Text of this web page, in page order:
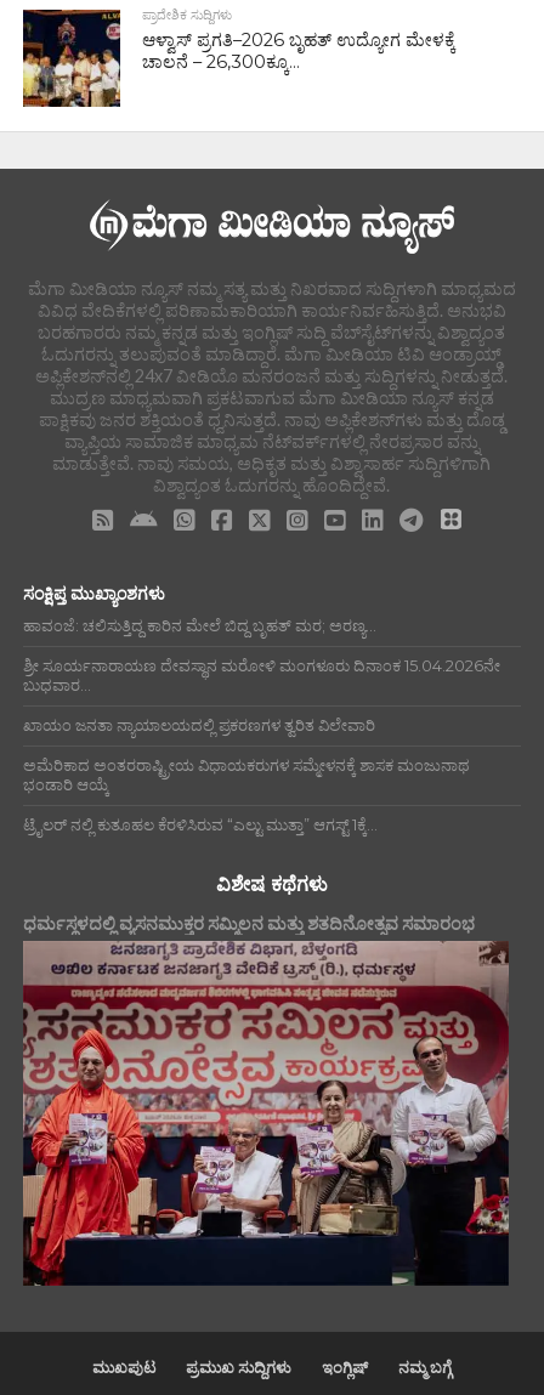
ಪ್ರಾದೇಶಿಕ ಸುದ್ದಿಗಳು
ಆಳ್ವಾಸ್ ಪ್ರಗತಿ–2026 ಬೃಹತ್ ಉದ್ಯೋಗ ಮೇಳಕ್ಕೆ
ಚಾಲನೆ – 26,300ಕ್ಕೂ...
ಮೆಗಾ ಮೀಡಿಯಾ ನ್ಯೂಸ್ ನಮ್ಮ ಸತ್ಯ ಮತ್ತು ನಿಖರವಾದ ಸುದ್ದಿಗಳಾಗಿ ಮಾಧ್ಯಮದ
ವಿವಿಧ ವೇದಿಕೆಗಳಲ್ಲಿ ಪರಿಣಾಮಕಾರಿಯಾಗಿ ಕಾರ್ಯನಿರ್ವಹಿಸುತ್ತಿದೆ. ಅನುಭವಿ
ಬರಹಗಾರರು ನಮ್ಮ ಕನ್ನಡ ಮತ್ತು ಇಂಗ್ಲಿಷ್ ಸುದ್ದಿ ವೆಬ್‌ಸೈಟ್‌ಗಳನ್ನು ವಿಶ್ವಾದ್ಯಂತ
ಓದುಗರನ್ನು ತಲುಪುವಂತೆ ಮಾಡಿದ್ದಾರೆ. ಮೆಗಾ ಮೀಡಿಯಾ ಟಿವಿ ಆಂಡ್ರಾಯ್ಡ್
ಅಪ್ಲಿಕೇಶನ್‌ನಲ್ಲಿ 24x7 ವೀಡಿಯೊ ಮನರಂಜನೆ ಮತ್ತು ಸುದ್ದಿಗಳನ್ನು ನೀಡುತ್ತದೆ.
ಮುದ್ರಣ ಮಾಧ್ಯಮವಾಗಿ ಪ್ರಕಟವಾಗುವ ಮೆಗಾ ಮೀಡಿಯಾ ನ್ಯೂಸ್ ಕನ್ನಡ
ಪಾಕ್ಷಿಕವು ಜನರ ಶಕ್ತಿಯಂತೆ ಧ್ವನಿಸುತ್ತದೆ. ನಾವು ಅಪ್ಲಿಕೇಶನ್‌ಗಳು ಮತ್ತು ದೊಡ್ಡ
ವ್ಯಾಪ್ತಿಯ ಸಾಮಾಜಿಕ ಮಾಧ್ಯಮ ನೆಟ್‌ವರ್ಕ್‌ಗಳಲ್ಲಿ ನೇರಪ್ರಸಾರ ವನ್ನು
ಮಾಡುತ್ತೇವೆ. ನಾವು ಸಮಯ, ಅಧಿಕೃತ ಮತ್ತು ವಿಶ್ವಾಸಾರ್ಹ ಸುದ್ದಿಗಳಿಗಾಗಿ
ವಿಶ್ವಾದ್ಯಂತ ಓದುಗರನ್ನು ಹೊಂದಿದ್ದೇವೆ.
ಸಂಕ್ಷಿಪ್ತ ಮುಖ್ಯಾಂಶಗಳು
ಹಾವಂಜೆ: ಚಲಿಸುತ್ತಿದ್ದ ಕಾರಿನ ಮೇಲೆ ಬಿದ್ದ ಬೃಹತ್ ಮರ; ಅರಣ್ಯ...
ಶ್ರೀ ಸೂರ್ಯನಾರಾಯಣ ದೇವಸ್ಥಾನ ಮರೋಳಿ ಮಂಗಳೂರು ದಿನಾಂಕ 15.04.2026ನೇ
ಬುಧವಾರ...
ಖಾಯಂ ಜನತಾ ನ್ಯಾಯಾಲಯದಲ್ಲಿ ಪ್ರಕರಣಗಳ ತ್ವರಿತ ವಿಲೇವಾರಿ
ಅಮೆರಿಕಾದ ಅಂತರರಾಷ್ಟ್ರೀಯ ವಿಧಾಯಕರುಗಳ ಸಮ್ಮೇಳನಕ್ಕೆ ಶಾಸಕ ಮಂಜುನಾಥ
ಭಂಡಾರಿ ಆಯ್ಕೆ
ಟ್ರೈಲರ್ ನಲ್ಲಿ ಕುತೂಹಲ ಕೆರಳಿಸಿರುವ “ಎಲ್ಟು ಮುತ್ತಾ” ಆಗಸ್ಟ್ 1ಕ್ಕೆ...
ವಿಶೇಷ ಕಥೆಗಳು
ಧರ್ಮಸ್ಥಳದಲ್ಲಿ ವ್ಯಸನಮುಕ್ತರ ಸಮ್ಮಿಲನ ಮತ್ತು ಶತದಿನೋತ್ಸವ ಸಮಾರಂಭ
ಮುಖಪುಟ ಪ್ರಮುಖ ಸುದ್ದಿಗಳು ಇಂಗ್ಲಿಷ್ ನಮ್ಮ ಬಗ್ಗೆ